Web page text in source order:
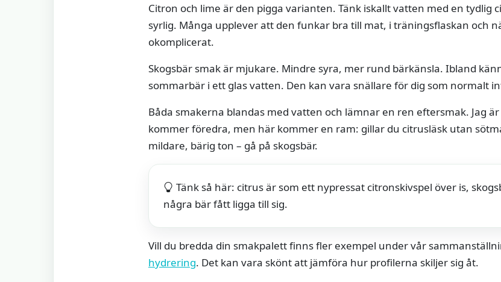
Citron och lime är den pigga varianten. Tänk iskallt vatten med en tydlig
syrlig. Många upplever att den funkar bra till mat, i träningsflaskan och
okomplicerat.
Skogsbär smak är mjukare. Mindre syra, mer rund bärkänsla. Ibland
sommarbär i ett glas vatten. Den kan vara snällare för dig som normalt
Båda smakerna blandas med vatten och lämnar en ren eftersmak. Jag
kommer föredra, men här kommer en ram: gillar du citrusläsk utan
mildare, bärig ton – gå på skogsbär.
Tänk så här: citrus är som ett nypressat citronskivspel över is,
några bär fått ligga till sig.
Vill du bredda din smakpalett finns fler exempel under vår
hydrering. Det kan vara skönt att jämföra hur profilerna skiljer sig åt.